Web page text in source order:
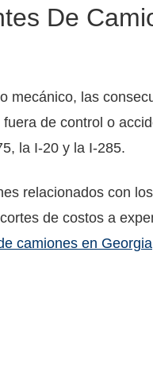
De
mecánico, las
de control o
la I-20 y la I-285.
relacionados con
de costos a
camiones en Georgia